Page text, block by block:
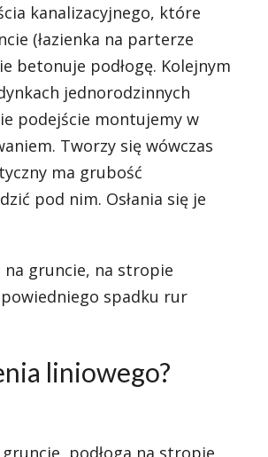
kanalizacyjnego, które
(łazienka na parterze
betonuje podłogę. Kolejnym
jednorodzinnych
podejście montujemy w
Tworzy się wówczas
ma grubość
pod nim. Osłania się je
na gruncie, na stropie
spadku rur
liniowego?
podłoga na stropie